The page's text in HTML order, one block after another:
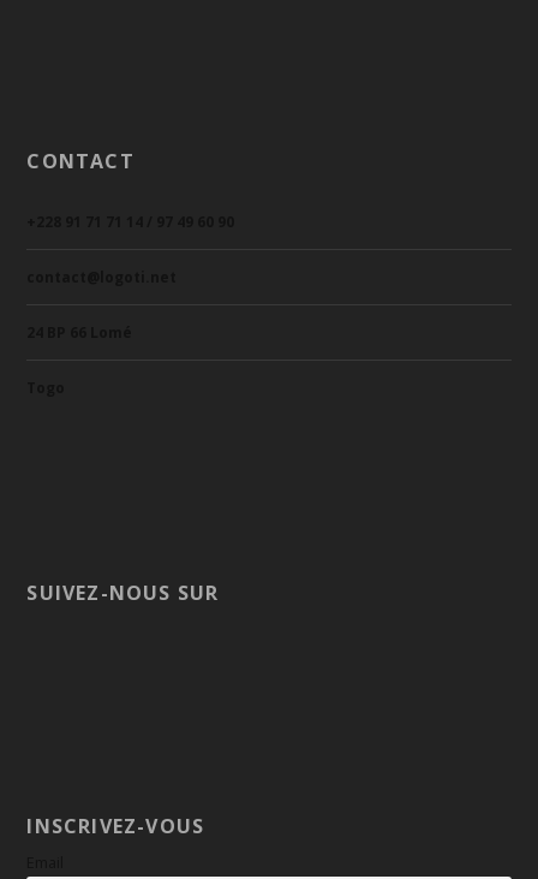
CONTACT
SUIVEZ-NOUS SUR
INSCRIVEZ-VOUS